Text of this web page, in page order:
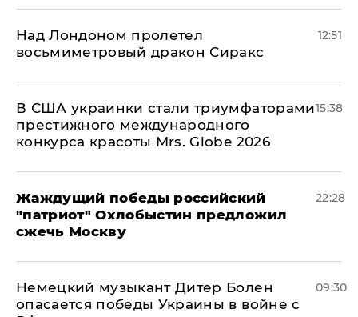
Над Лондоном пролетел
восьмиметровый дракон Сиракс
12:51
В США украинки стали триумфаторами
престижного международного
конкурса красоты Mrs. Globe 2026
15:38
Жаждущий победы российский
"патриот" Охлобыстин предложил
сжечь Москву
22:28
Немецкий музыкант Дитер Болен
опасается победы Украины в войне с
09:30